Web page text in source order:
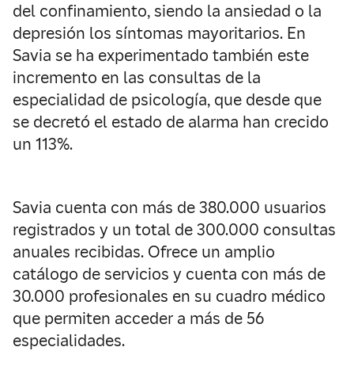
del confinamiento, siendo la ansiedad o la
depresión los síntomas mayoritarios. En
Savia se ha experimentado también este
incremento en las consultas de la
especialidad de psicología, que desde que
se decretó el estado de alarma han crecido
un 113%.
Savia cuenta con más de 380.000 usuarios
registrados y un total de 300.000 consultas
anuales recibidas. Ofrece un amplio
catálogo de servicios y cuenta con más de
30.000 profesionales en su cuadro médico
que permiten acceder a más de 56
especialidades.